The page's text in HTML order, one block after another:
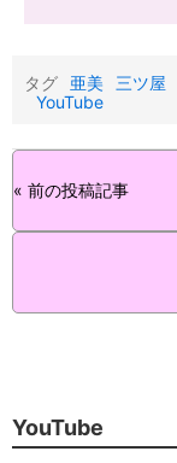
タグ 亜美 三ツ屋
YouTube
« 前の投稿記事
YouTube